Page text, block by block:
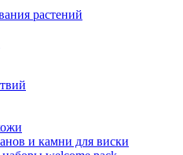
растений
и камни для виски